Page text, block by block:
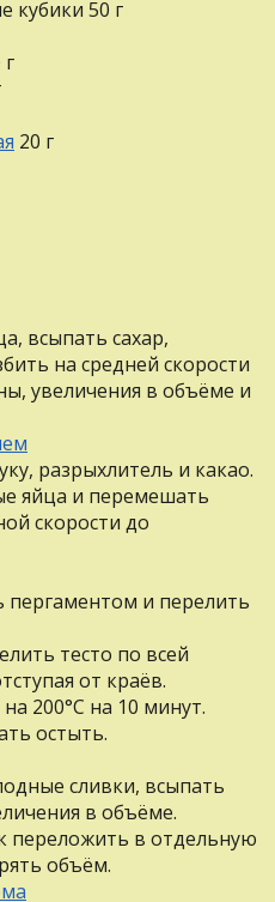
кубики 50 г
г
20 г
всыпать сахар,
на средней скорости
увеличения в объёме и
разрыхлитель и какао.
яйца и перемешать
скорости до
пергаментом и перелить
тесто по всей
от краёв.
200°С на 10 минут.
остыть.
сливки, всыпать
в объёме.
переложить в отдельную
объём.